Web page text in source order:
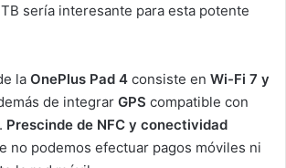
sería interesante para esta potente
la OnePlus Pad 4 consiste en Wi-Fi 7 y
de integrar GPS compatible con
Prescinde de NFC y conectividad
no podemos efectuar pagos móviles ni